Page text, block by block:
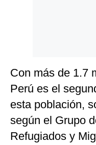
Con más de 1.7
Perú es el
esta población,
según el Grupo
Refugiados y